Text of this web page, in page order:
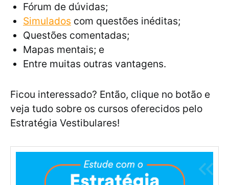
Fórum de dúvidas;
Simulados com questões inéditas;
Questões comentadas;
Mapas mentais; e
Entre muitas outras vantagens.
Ficou interessado? Então, clique no botão e
veja tudo sobre os cursos oferecidos pelo
Estratégia Vestibulares!